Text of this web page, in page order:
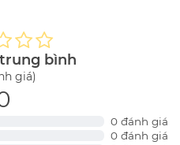
bình
giá)
0 đánh giá
0 đánh giá